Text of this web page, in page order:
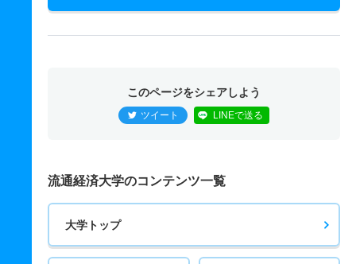
このページをシェアしよう
ツイート LINEで送る
流通経済大学のコンテンツ一覧
大学トップ